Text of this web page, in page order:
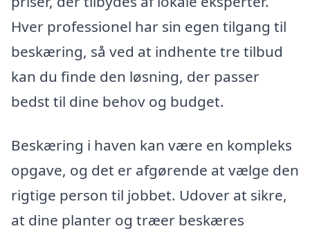
Hver professionel har sin egen tilgang til
beskæring, så ved at indhente tre tilbud
kan du finde den løsning, der passer
bedst til dine behov og budget.
Beskæring i haven kan være en kompleks
opgave, og det er afgørende at vælge den
rigtige person til jobbet. Udover at sikre,
at dine planter og træer beskæres